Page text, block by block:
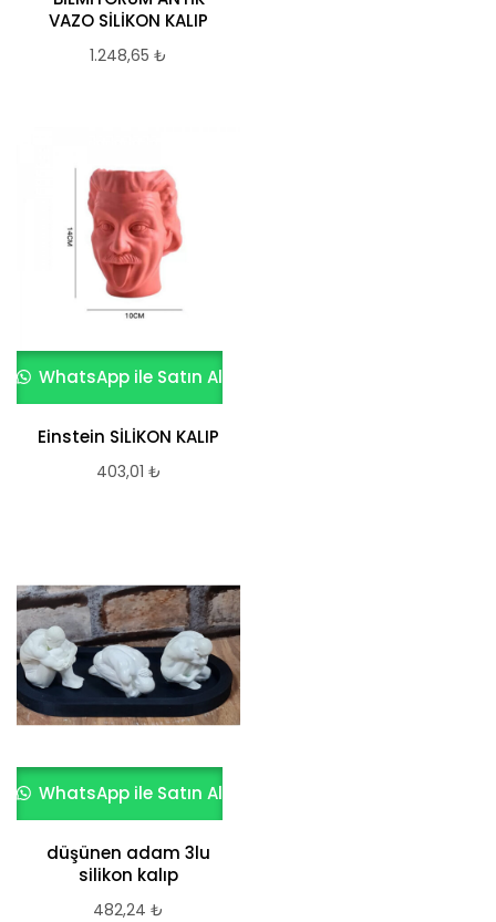
VAZO SİLİKON KALIP
1.248,65 ₺
WhatsApp ile Satın Al
Einstein SİLİKON KALIP
403,01 ₺
WhatsApp ile Satın Al
düşünen adam 3lu
silikon kalıp
482,24 ₺